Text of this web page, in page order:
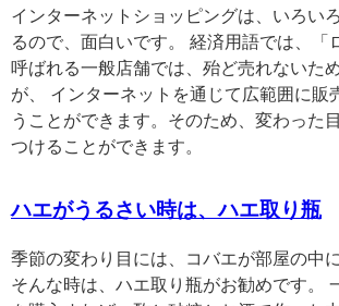
インターネットショッピングは、いろい
るので、面白いです。 経済用語では、「
呼ばれる一般店舗では、殆ど売れないた
が、 インターネットを通じて広範囲に販
うことができます。そのため、変わった
つけることができます。
ハエがうるさい時は、ハエ取り瓶
季節の変わり目には、コバエが部屋の中
そんな時は、ハエ取り瓶がお勧めです。